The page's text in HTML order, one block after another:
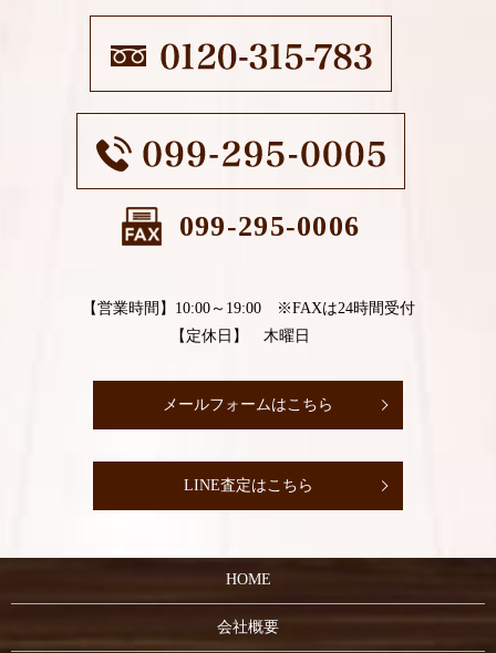
099-295-0006
【営業時間】10:00～19:00 ※FAXは24時間受付
【定休日】 木曜日
メールフォームはこちら
LINE査定はこちら
HOME
会社概要